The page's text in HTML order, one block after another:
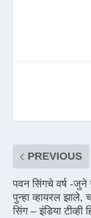
PREVIOUS
पवन सिंगचे वर्ष -जुने
पुन्हा व्हायरल झाले,
सिंग – इंडिया टीव्ही